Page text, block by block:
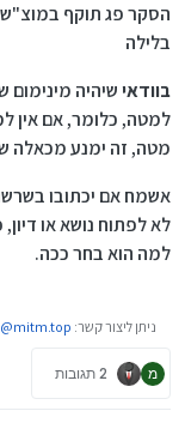
בלילה
בוודאישיהיה מינימום
מטה, זה ימנע מכאלה
אשמח אם יכתובו
לא לפתוח נושא או
למה הוא בחר ככה.
ניתן ליצור קשר:
מ 2 תגובות